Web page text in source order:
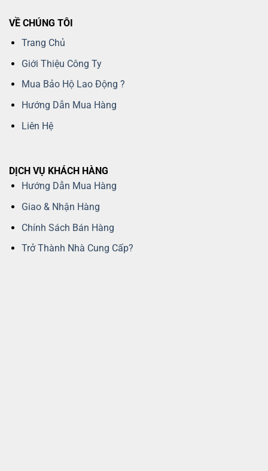
VỀ CHÚNG TÔI
Trang Chủ
Giới Thiệu Công Ty
Mua Bảo Hộ Lao Động ?
Hướng Dẫn Mua Hàng
Liên Hệ
DỊCH VỤ KHÁCH HÀNG
Hướng Dẫn Mua Hàng
Giao & Nhận Hàng
Chính Sách Bán Hàng
Trở Thành Nhà Cung Cấp?